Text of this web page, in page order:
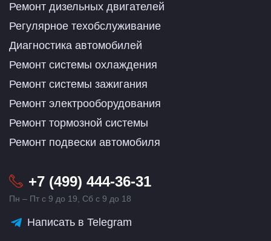
Ремонт дизельных двигателей
Регулярное техобслуживание
Диагностика автомобилей
Ремонт системы охлаждения
Ремонт системы зажигания
Ремонт электрооборудования
Ремонт тормозной системы
Ремонт подвески автомобиля
+7 (499) 444-36-31
Пн – Пт с 9 до 19, Сб с 9 до 18
Написать в Telegram